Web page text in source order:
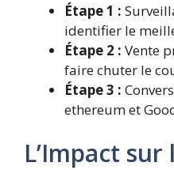
Étape 1 :
identifier le
Étape 2 : Vente
faire chuter le
Étape 3 :
ethereum et
L’Impact